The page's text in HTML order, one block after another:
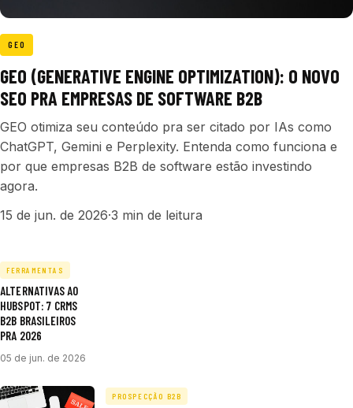
GEO
GEO (GENERATIVE ENGINE OPTIMIZATION): O NOVO
SEO PRA EMPRESAS DE SOFTWARE B2B
GEO otimiza seu conteúdo pra ser citado por IAs como
ChatGPT, Gemini e Perplexity. Entenda como funciona e
por que empresas B2B de software estão investindo
agora.
15 de jun. de 2026·3 min de leitura
FERRAMENTAS
ALTERNATIVAS AO
HUBSPOT: 7 CRMS
B2B BRASILEIROS
PRA 2026
05 de jun. de 2026
PROSPECÇÃO B2B